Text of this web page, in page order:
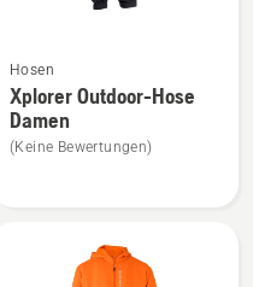
Details
zu
Xplorer
Outdoor-
Hosen
Xplorer Outdoor-Hose
Damen
(Keine Bewertungen)